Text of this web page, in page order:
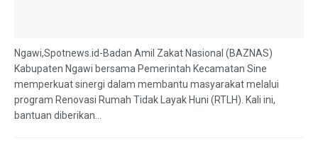
Ngawi,Spotnews.id-Badan Amil Zakat Nasional (BAZNAS)
Kabupaten Ngawi bersama Pemerintah Kecamatan Sine
memperkuat sinergi dalam membantu masyarakat melalui
program Renovasi Rumah Tidak Layak Huni (RTLH). Kali ini,
bantuan diberikan...